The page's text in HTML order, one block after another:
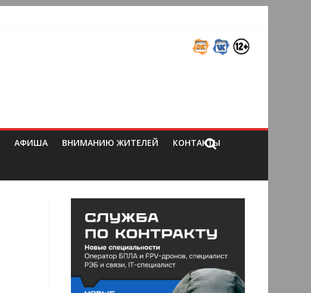
АФИША ВНИМАНИЮ ЖИТЕЛЕЙ КОНТАКТЫ